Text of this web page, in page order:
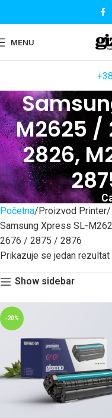
MENU
M2625 /
2826,
Početna Proizvod Printer
Samsung Xpress SL-
2676 / 2875 / 2876
Prikazuje se jedan rezultat
Show sidebar
-20%